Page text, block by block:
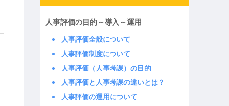
人事評価の目的～導入～運用
人事評価全般について
人事評価制度について
人事評価（人事考課）の目的
人事評価と人事考課の違いとは？
人事評価の運用について